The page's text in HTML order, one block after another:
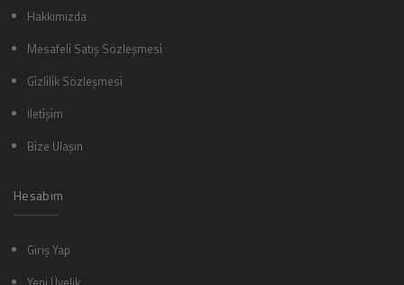
Hakkımızda
Mesafeli̇ Satış Sözleşmesi̇
Gi̇zli̇li̇k Sözleşmesi̇
İleti̇şi̇m
Bi̇ze Ulaşın
Hesabım
Giriş Yap